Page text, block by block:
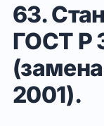
63.
ГОСТ Р
2001).